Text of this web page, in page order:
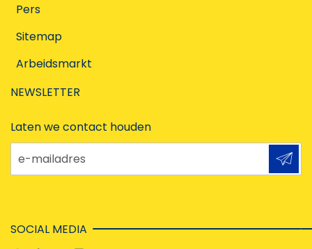
Pers
Sitemap
Arbeidsmarkt
NEWSLETTER
Laten we contact houden
e-mailadres
SOCIAL MEDIA